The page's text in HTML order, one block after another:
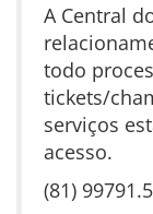
A Central
todo
tickets/
serviços
acesso.
(81)